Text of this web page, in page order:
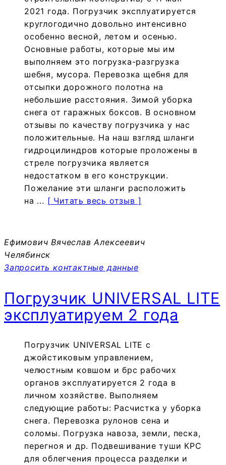
2021 года. Погрузчик эксплуатируется
круглогодично довольно интенсивно
особенно весной, летом и осенью.
Основные работы, которые мы им
выполняем это погрузка-разгрузка
шебня, мусора. Перевозка щебня для
отсыпки дорожного полотна на
небольшие расстояния. Зимой уборка
снега от гаражных боксов. В основном
отзывы по качеству погрузчика у нас
положительные. На наш взгляд шланги
гидроцилиндров которые проложены в
стреле погрузчика является
недостатком в его конструкции.
Пожелание эти шланги расположить
на ... [ Читать весь отзыв ]
Ефимович Вячеслав Алексеевич
Челябинск
Запросить контактные данные
Погрузчик UNIVERSAL LITE
эксплуатируем 2 года
Погрузчик UNIVERSAL LITE с
джойстиковым управлением,
челюстным ковшом и брс рабочих
органов эксплуатируется 2 года в
личном хозяйстве. Выполняем
следующие работы: Расчистка у уборка
снега. Перевозка рулонов сена и
соломы. Погрузка навоза, земли, песка,
перегноя и др. Подвешивание туши КРС
для облегчения процесса разделки и